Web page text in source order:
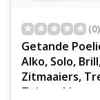
(0)
Getande
Alko, Solo,
Zitmaaiers,
Tuintrekkers,